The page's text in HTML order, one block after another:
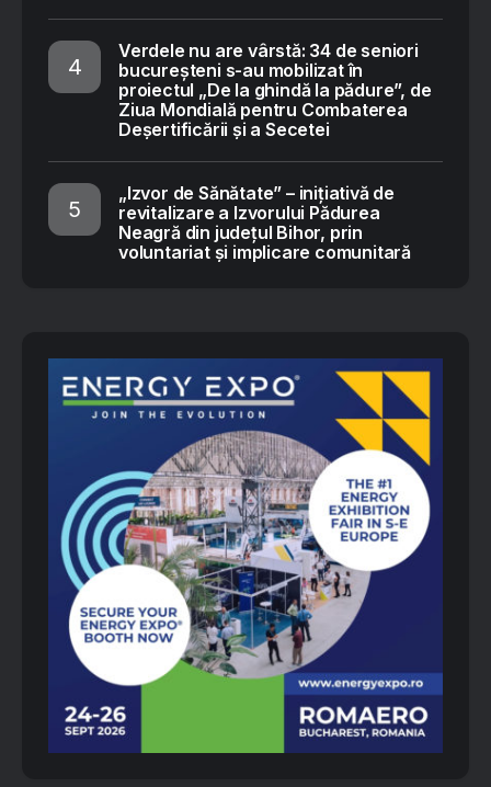
Verdele nu are vârstă: 34 de seniori
bucureșteni s-au mobilizat în
proiectul „De la ghindă la pădure”, de
Ziua Mondială pentru Combaterea
Deșertificării și a Secetei
„Izvor de Sănătate” – inițiativă de
revitalizare a Izvorului Pădurea
Neagră din județul Bihor, prin
voluntariat și implicare comunitară